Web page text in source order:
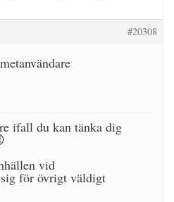
#20308
ifall du kan tänka dig
vid
för övrigt väldigt